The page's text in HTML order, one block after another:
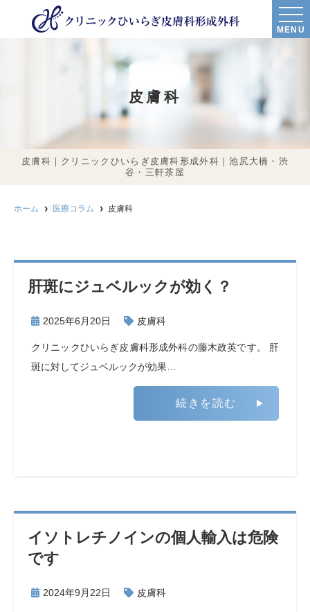
MENU
皮膚科
皮膚科｜クリニックひいらぎ皮膚科形成外科｜池尻大橋・渋
谷・三軒茶屋
ホーム 医療コラム 皮膚科
肝斑にジュベルックが効く？
2025年6月20日 皮膚科
クリニックひいらぎ皮膚科形成外科の藤木政英です。 肝
斑に対してジュベルックが効果…
続きを読む
イソトレチノインの個人輸入は危険
です
2024年9月22日 皮膚科